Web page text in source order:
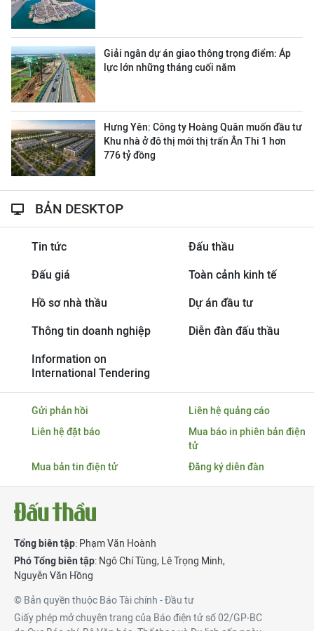
Giải ngân dự án giao thông trọng điểm: Áp
lực lớn những tháng cuối năm
Hưng Yên: Công ty Hoàng Quân muốn đầu tư
Khu nhà ở đô thị mới thị trấn Ân Thi 1 hơn
776 tỷ đồng
BẢN DESKTOP
Tin tức Đấu thầu
Đấu giá Toàn cảnh kinh tế
Hồ sơ nhà thầu Dự án đầu tư
Thông tin doanh nghiệp Diễn đàn đấu thầu
Information on
International Tendering
Gửi phản hồi
Liên hệ quảng cáo
Liên hệ đặt báo
Mua báo in phiên bản điện
tử
Mua bản tin điện tử
Đăng ký diễn đàn
Tổng biên tập: Phạm Văn Hoành
Phó Tổng biên tập: Ngô Chí Tùng, Lê Trọng Minh,
Nguyễn Văn Hồng
© Bản quyền thuộc Báo Tài chính - Đầu tư
Giấy phép mở chuyên trang của Báo điện tử số 02/GP-BC